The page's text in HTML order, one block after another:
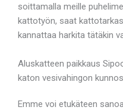
soittamalla meille
kattotyön, saat
kannattaa harkita tätäkin
Aluskatteen paikkaus
katon vesivahingon
Emme voi etukäteen